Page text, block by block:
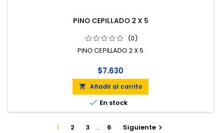
PINO CEPILLADO 2 X 5
(0)
PINO CEPILLADO 2 X 5
$7.630
 Añadir al carrito
 En stock
1 2 3 … 6 Siguiente